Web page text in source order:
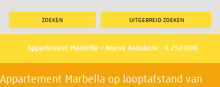
UITGEBREID ZOEKEN
Appartement Marbella – Nueva Andalucia - € 250.000
Appartement Marbella op looptafstand van